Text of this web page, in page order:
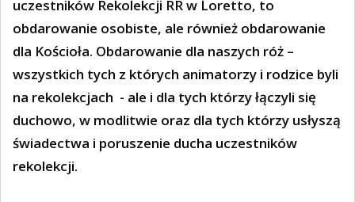
uczestników Rekolekcji RR w Loretto, to
obdarowanie osobiste, ale również obdarowanie
dla Kościoła. Obdarowanie dla naszych róż –
wszystkich tych z których animatorzy i rodzice byli
na rekolekcjach - ale i dla tych którzy łączyli się
duchowo, w modlitwie oraz dla tych którzy usłyszą
świadectwa i poruszenie ducha uczestników
rekolekcji.